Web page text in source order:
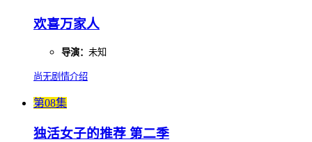
欢喜万家人
导演： 未知
尚无剧情介绍
第08集
独活女子的推荐 第二季